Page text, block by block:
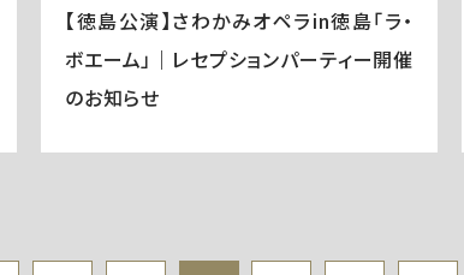
【徳島公演】さわかみオペラin徳島「ラ・
ボエーム」｜レセプションパーティー開催
のお知らせ